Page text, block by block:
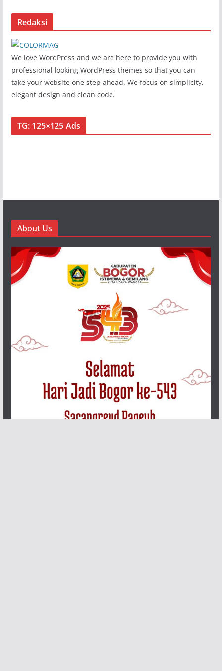
Redaksi
We love WordPress and we are here to provide you with
professional looking WordPress themes so that you can
take your website one step ahead. We focus on simplicity,
elegant design and clean code.
TG: 125×125 Ads
About Us